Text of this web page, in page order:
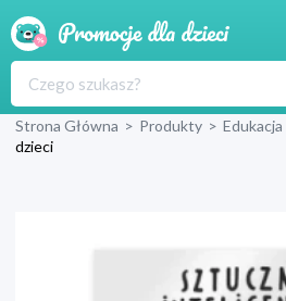
Produkty
Wyprawka
Strona Główna > Produkty > Edukacja
dzieci